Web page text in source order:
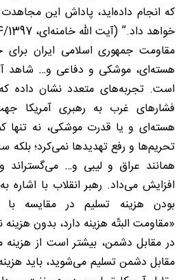
که انجام داده‌اید، پاداش این
خواهد داد.” (آیت الله خامنه‌ای، 9/4/1397(
مقاومت جمهوری اسلامی ایران
هسته‌ای، موشکی و دفاعی و… شاهد
است. تجربه‌های متعدد نشان داده
فشارهای غرب به رهبری آمریکا
هسته‌ای و یا قدرت موشکی، نه تنها
تحریم‌ها و رفع تهدیدها نمی‌کرد؛ بلکه
همانند عراق و لیبی و… می‌گستراند
افزایش می‌داد. رهبر انقلاب با اشاره
بودن هزینه تسلیم در مقایسه با
«مقاومت البتّه هزینه دارد، بدون
در مقابل دشمن، بیشتر است از
مقابل دشمن تسلیم می‌شوید، باید